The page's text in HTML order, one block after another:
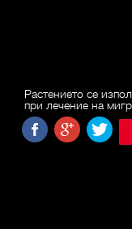
Растението се
при лечение на